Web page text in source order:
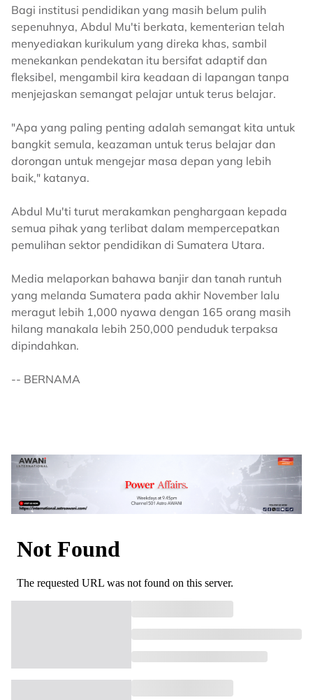
Bagi institusi pendidikan yang masih belum pulih
sepenuhnya, Abdul Mu'ti berkata, kementerian telah
menyediakan kurikulum yang direka khas, sambil
menekankan pendekatan itu bersifat adaptif dan
fleksibel, mengambil kira keadaan di lapangan tanpa
menjejaskan semangat pelajar untuk terus belajar.
"Apa yang paling penting adalah semangat kita untuk
bangkit semula, keazaman untuk terus belajar dan
dorongan untuk mengejar masa depan yang lebih
baik," katanya.
Abdul Mu'ti turut merakamkan penghargaan kepada
semua pihak yang terlibat dalam mempercepatkan
pemulihan sektor pendidikan di Sumatera Utara.
Media melaporkan bahawa banjir dan tanah runtuh
yang melanda Sumatera pada akhir November lalu
meragut lebih 1,000 nyawa dengan 165 orang masih
hilang manakala lebih 250,000 penduduk terpaksa
dipindahkan.
-- BERNAMA